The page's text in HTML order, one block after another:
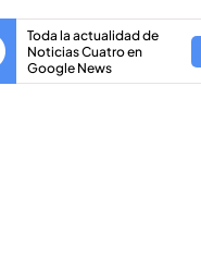
Toda la actualidad de
Noticias Cuatro en
Google News